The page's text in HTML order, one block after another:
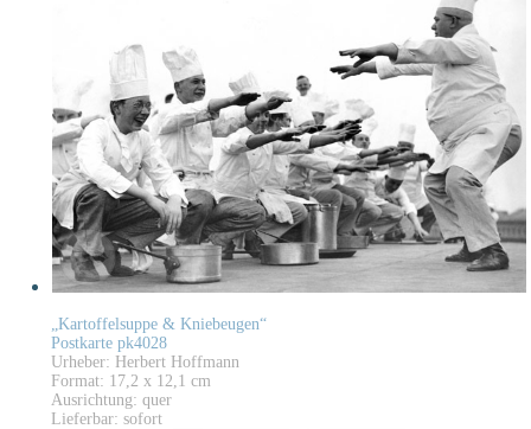
„Kartoffelsuppe & Kniebeugen“
Postkarte pk4028
Urheber: Herbert Hoffmann
Format: 17,2 x 12,1 cm
Ausrichtung: quer
Lieferbar: sofort